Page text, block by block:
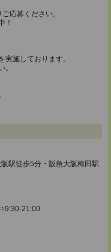
応募ください。
！
施しております。
駅徒歩5分・阪急大阪梅田駅
21:00